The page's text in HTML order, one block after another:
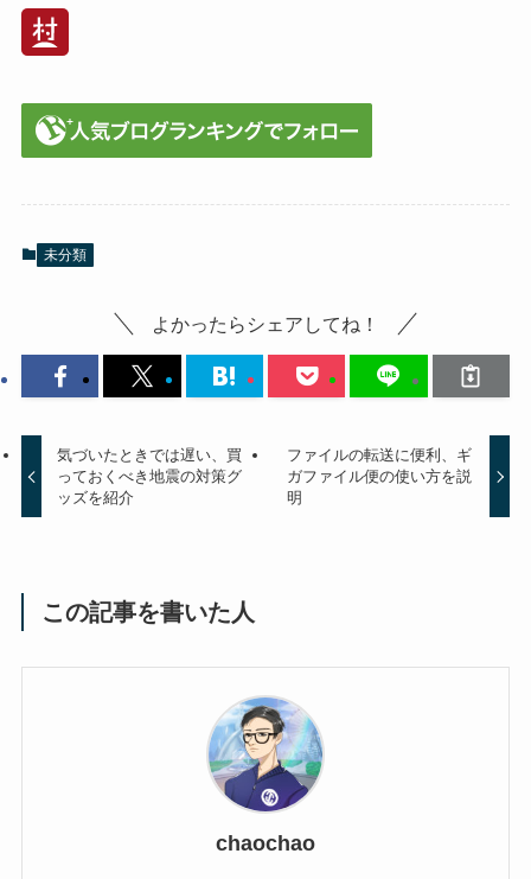
未分類
よかったらシェアしてね！
気づいたときでは遅い、買
っておくべき地震の対策グ
ッズを紹介
ファイルの転送に便利、ギ
ガファイル便の使い方を説
明
この記事を書いた人
chaochao